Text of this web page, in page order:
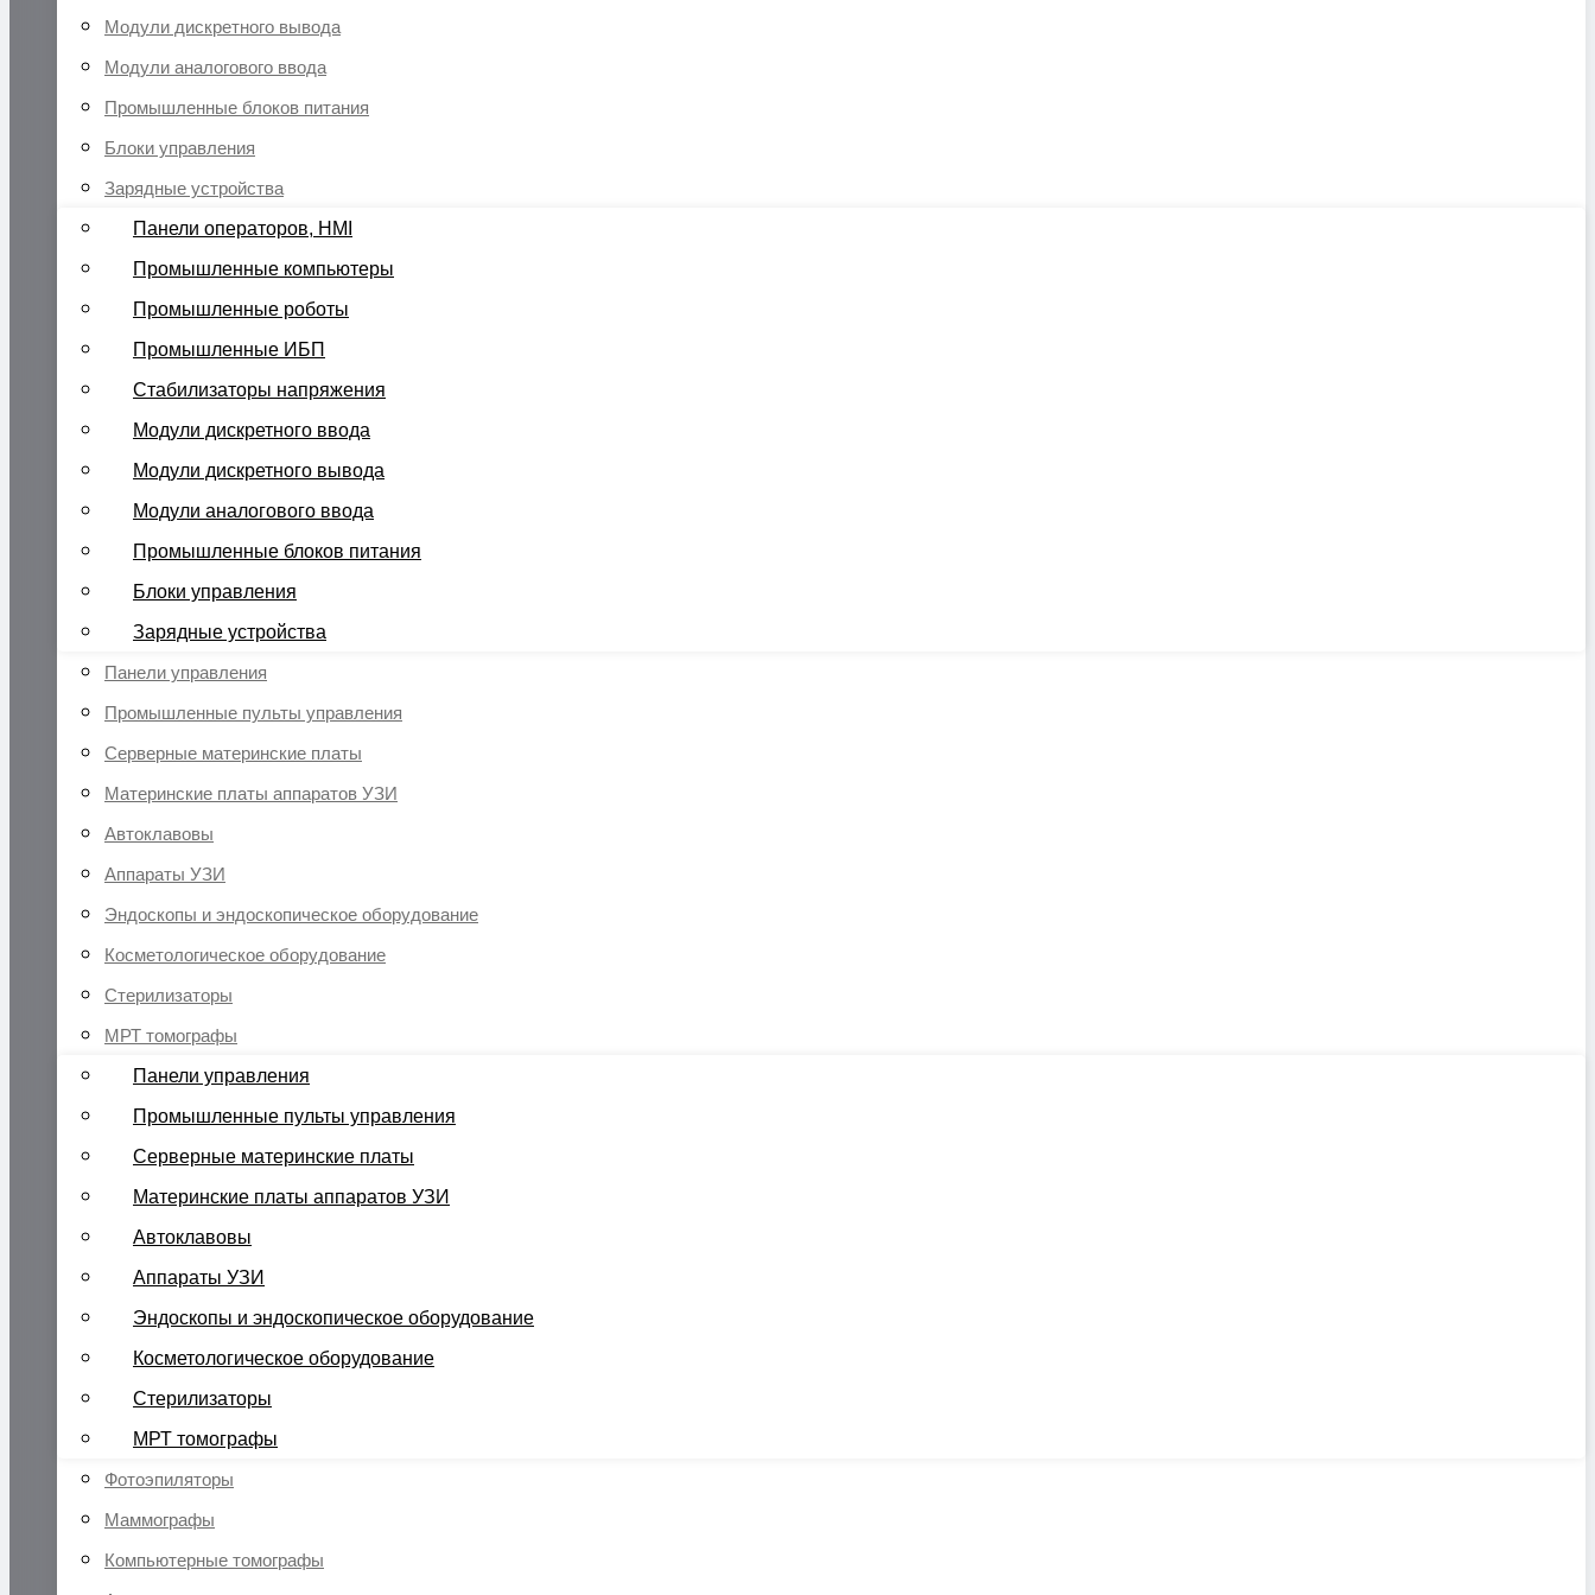
Модули дискретного вывода
Модули аналогового ввода
Промышленные блоков питания
Блоки управления
Зарядные устройства
Панели операторов, HMI
Промышленные компьютеры
Промышленные роботы
Промышленные ИБП
Стабилизаторы напряжения
Модули дискретного ввода
Модули дискретного вывода
Модули аналогового ввода
Промышленные блоков питания
Блоки управления
Зарядные устройства
Панели управления
Промышленные пульты управления
Серверные материнские платы
Материнские платы аппаратов УЗИ
Автоклавовы
Аппараты УЗИ
Эндоскопы и эндоскопическое оборудование
Косметологическое оборудование
Стерилизаторы
МРТ томографы
Панели управления
Промышленные пульты управления
Серверные материнские платы
Материнские платы аппаратов УЗИ
Автоклавовы
Аппараты УЗИ
Эндоскопы и эндоскопическое оборудование
Косметологическое оборудование
Стерилизаторы
МРТ томографы
Фотоэпиляторы
Маммографы
Компьютерные томографы